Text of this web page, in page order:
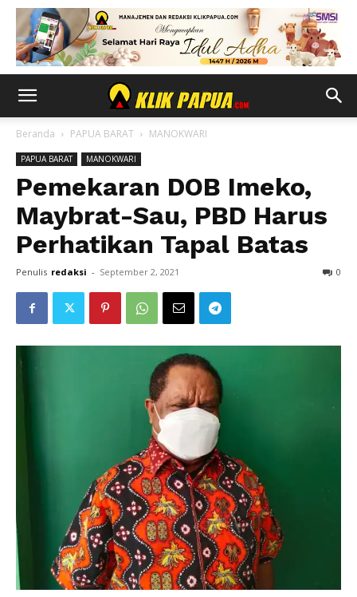
Beranda PAPUA BARAT MANOKWARI
PAPUA BARAT MANOKWARI
Pemekaran DOB Imeko,
Maybrat-Sau, PBD Harus
Perhatikan Tapal Batas
Penulis redaksi - September 2, 2021 0